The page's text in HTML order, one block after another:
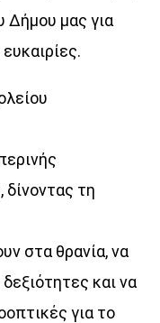
Δήμου μας για
τη
στα θρανία, να
και να
για το